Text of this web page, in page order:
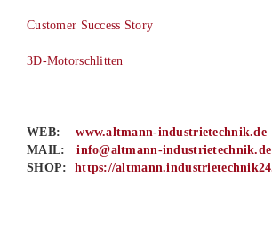
Customer Success Story
3D-Motorschlitten
WEB:www.altmann-industrietechnik.de
MAIL:info@altmann-industrietechnik.de
SHOP: https://